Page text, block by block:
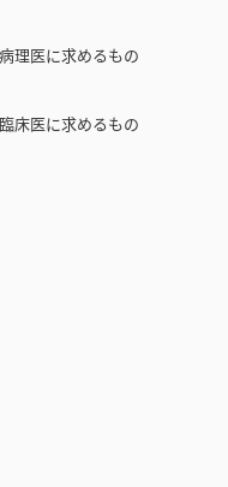
理医に求めるもの
床医に求めるもの